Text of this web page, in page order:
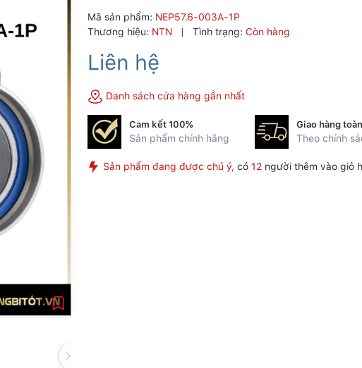
Mã sản phẩm: NEP57.6-003A-1P
Thương hiệu: NTN | Tình trạng: Còn hàng
Liên hệ
Danh sách cửa hàng gần nhất
Cam kết 100%
Sản phẩm chính hãng
Giao hàng
Theo chính
Sản phẩm đang được chú ý, có 12 người thêm vào giỏ